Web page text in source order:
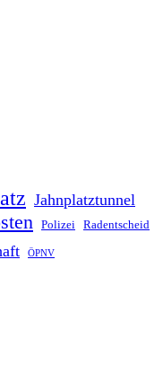
Jahnplatztunnel
Polizei Radentscheid
ÖPNV